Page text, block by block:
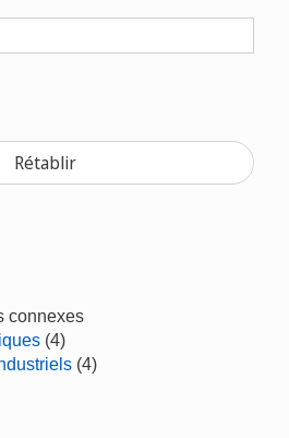
Rétablir
connexes
(4)
(4)